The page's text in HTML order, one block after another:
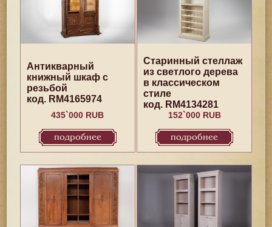
Антикварный
книжный шкаф с
резьбой
код. RM4165974
435`000 RUB
подробнее
Старинный стеллаж
из светлого дерева
в классическом
стиле
код. RM4134281
152`000 RUB
подробнее